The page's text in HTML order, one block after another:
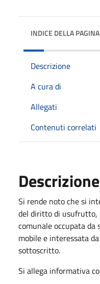
INDICE DELLA PAGINA
Descrizione
A cura di
Allegati
Contenuti correlati
Descrizione
Si rende noto che si
del diritto di usufrutto,
comunale occupata da
mobile e interessata
sottoscritto.
Si allega informativa